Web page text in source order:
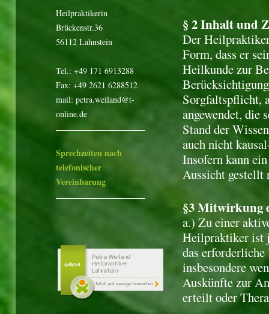
§ 2 Inhalt und
Der
Form, dass er
Heilkunde zur
Sorgfaltspflicht,
angewendet, die
Stand der
auch nicht
Insofern kann
Aussicht gestellt
§3 Mitwirkung
a.) Zu einer
Heilpraktiker ist
das erforderliche
insbesondere
Auskünfte zur
erteilt oder
Heilpraktikerin
Brückenstr.36
56112 Lahnstein
Tel.: +49 171 6913288
Fax: +49 2621 6288512
mail: petra.weiland@t-
online.de
Sprechzeiten nach
telefonischer
Vereinbarung